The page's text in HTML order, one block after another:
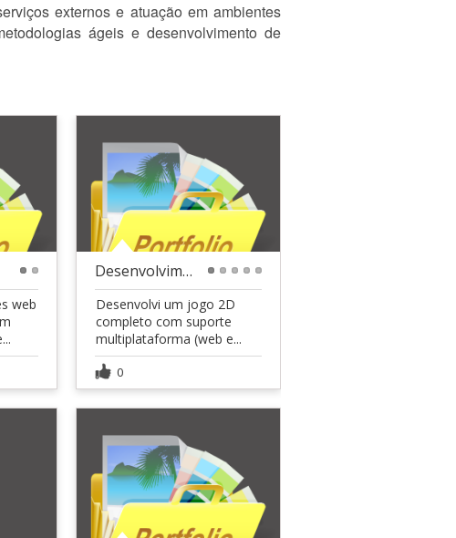
externos e atuação em ambientes
ágeis e desenvolvimento de
web
Desenvolvimento de Jogo 2D Multiplataforma
Desenvolvi um jogo 2D
completo com suporte
multiplataforma (web e...
0